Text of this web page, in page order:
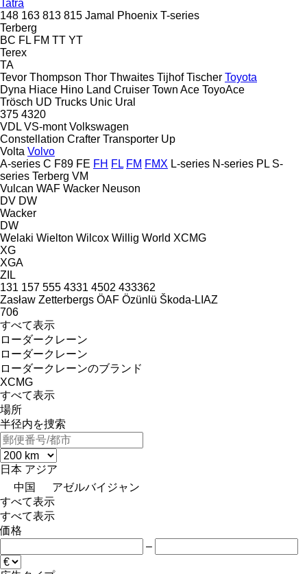
Tatra
148 163 813 815 Jamal Phoenix T-series
Terberg
BC FL FM TT YT
Terex
TA
Tevor Thompson Thor Thwaites Tijhof Tischer Toyota
Dyna Hiace Hino Land Cruiser Town Ace ToyoAce
Trösch UD Trucks Unic Ural
375 4320
VDL VS-mont Volkswagen
Constellation Crafter Transporter Up
Volta Volvo
A-series C F89 FE FH FL FM FMX L-series N-series PL S-
series Terberg VM
Vulcan WAF Wacker Neuson
DV DW
Wacker
DW
Welaki Wielton Wilcox Willig World XCMG
XG
XGA
ZIL
131 157 555 4331 4502 433362
Zasław Zetterbergs ÖAF Özünlü Škoda-LIAZ
706
すべて表示
ローダークレーン
ローダークレーン
ローダークレーンのブランド
XCMG
すべて表示
場所
半径内を捜索
日本 アジア
中国
アゼルバイジャン
すべて表示
すべて表示
価格
–